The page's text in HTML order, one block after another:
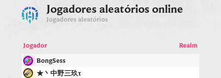
Jogadores aleatórios online
Jogadores aleatórios
Jogador
Realm
BongSess
★丶中野三玖τ